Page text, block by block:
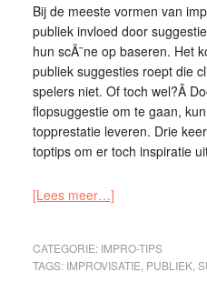
Bij de meeste vormen van
publiek invloed door
hun scÃ¨ne op baseren. Het
publiek suggesties roept die
spelers niet. Of toch wel?Â
flopsuggestie om te gaan,
topprestatie leveren. Drie
toptips om er toch inspiratie
[Lees meer…]
CATEGORIE: IMPRO-TIPS
TAGS: IMPROVISATIE PUBLIEK,